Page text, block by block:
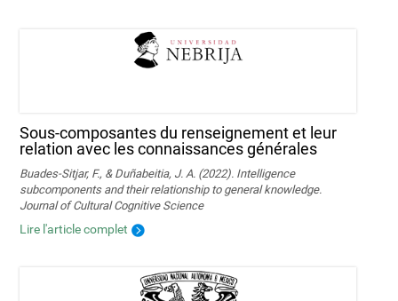
Sous-composantes du renseignement et leur
relation avec les connaissances générales
Buades-Sitjar, F., & Duñabeitia, J. A. (2022). Intelligence
subcomponents and their relationship to general knowledge.
Journal of Cultural Cognitive Science
Lire l'article complet